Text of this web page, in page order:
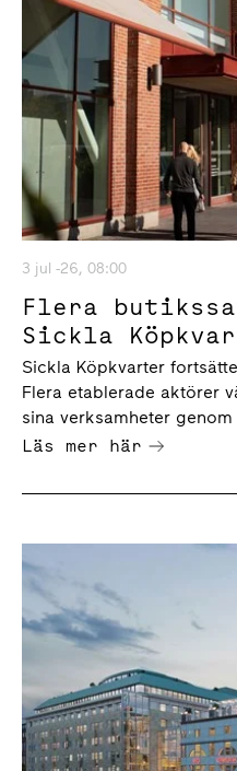
3 jul -26, 08:00
Flera
Sickla
Sickla Köpkvarter
Flera etablerade aktörer
sina verksamheter genom
Läs mer här